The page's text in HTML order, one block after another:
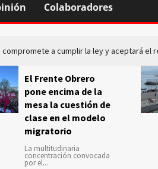
Colaboradores
compromete a cumplir la ley y aceptará el
El Frente Obrero
pone encima de la
mesa la cuestión de
clase en el modelo
migratorio
La multitudinaria
concentración convocada
por el...